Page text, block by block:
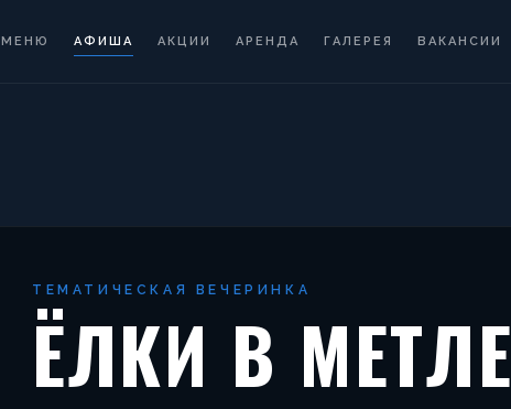
МЕНЮ АФИША АКЦИИ АРЕНДА ГАЛЕРЕЯ ВАКАНСИИ
ТЕМАТИЧЕСКАЯ ВЕЧЕРИНКА
ЁЛКИ В МЕТЛЕ